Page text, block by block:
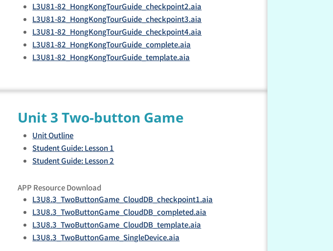
L3U81-82_HongKongTourGuide_checkpoint2.aia
L3U81-82_HongKongTourGuide_checkpoint3.aia
L3U81-82_HongKongTourGuide_checkpoint4.aia
L3U81-82_HongKongTourGuide_complete.aia
L3U81-82_HongKongTourGuide_template.aia
Unit 3 Two-button Game
Unit Outline
Student Guide: Lesson 1
Student Guide: Lesson 2
APP Resource Download
L3U8.3_TwoButtonGame_CloudDB_checkpoint1.aia
L3U8.3_TwoButtonGame_CloudDB_completed.aia
L3U8.3_TwoButtonGame_CloudDB_template.aia
L3U8.3_TwoButtonGame_SingleDevice.aia